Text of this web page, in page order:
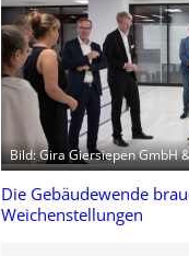
Bild: Gira Giersiepen GmbH
Die Gebäudewende
Weichenstellungen